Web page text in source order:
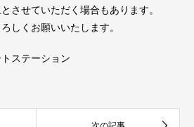
させていただく場合もあります。
しくお願いいたします。
ステーション